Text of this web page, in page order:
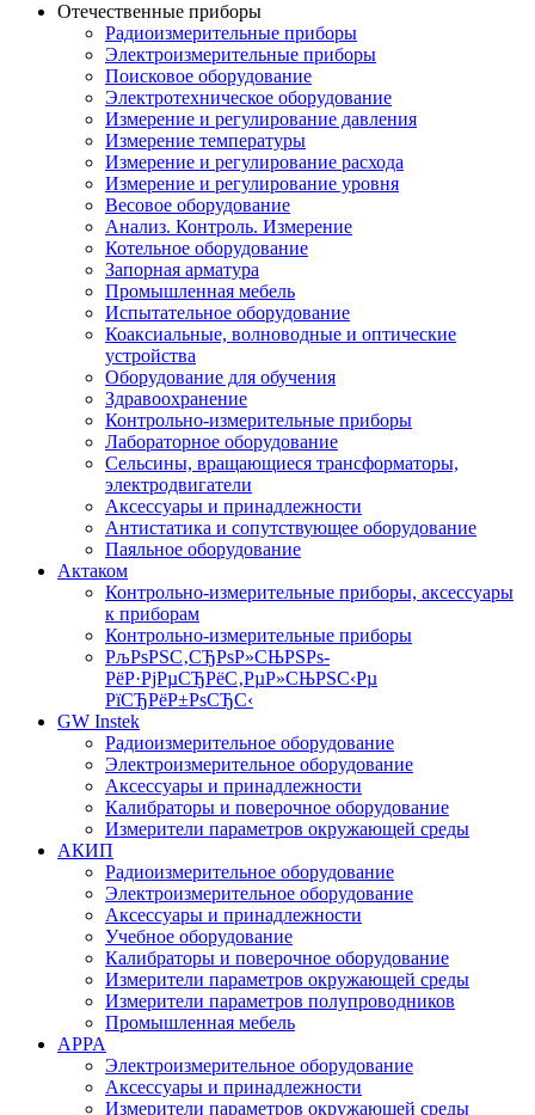
Отечественные приборы
Радиоизмерительные приборы
Электроизмерительные приборы
Поисковое оборудование
Электротехническое оборудование
Измерение и регулирование давления
Измерение температуры
Измерение и регулирование расхода
Измерение и регулирование уровня
Весовое оборудование
Анализ. Контроль. Измерение
Котельное оборудование
Запорная арматура
Промышленная мебель
Испытательное оборудование
Коаксиальные, волноводные и оптические
устройства
Оборудование для обучения
Здравоохранение
Контрольно-измерительные приборы
Лабораторное оборудование
Сельсины, вращающиеся трансформаторы,
электродвигатели
Аксессуары и принадлежности
Антистатика и сопутствующее оборудование
Паяльное оборудование
Актаком
Контрольно-измерительные приборы, аксессуары
к приборам
Контрольно-измерительные приборы
РљРѕРЅС‚СЂРѕР»СЊРЅРѕ-
РёР·РјРµСЂРёС‚РµР»СЊРЅС‹Рµ
РїСЂРёР±РѕСЂС‹
GW Instek
Радиоизмерительное оборудование
Электроизмерительное оборудование
Аксессуары и принадлежности
Калибраторы и поверочное оборудование
Измерители параметров окружающей среды
АКИП
Радиоизмерительное оборудование
Электроизмерительное оборудование
Аксессуары и принадлежности
Учебное оборудование
Калибраторы и поверочное оборудование
Измерители параметров окружающей среды
Измерители параметров полупроводников
Промышленная мебель
APPA
Электроизмерительное оборудование
Аксессуары и принадлежности
Измерители параметров окружающей среды